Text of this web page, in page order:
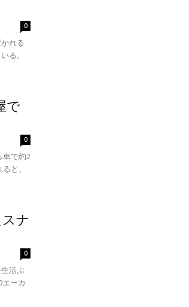
0
れる
る。
で
0
車で約2
と、
ナ
0
活ぶ
ーカ